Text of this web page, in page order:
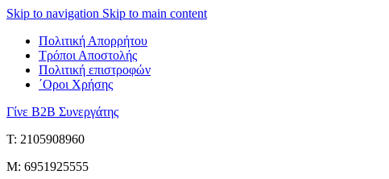
Skip to navigation Skip to main content
Πολιτική Απορρήτου
Τρόποι Αποστολής
Πολιτική επιστροφών
΄Οροι Χρήσης
Γίνε B2B Συνεργάτης
Τ: 2105908960
M: 6951925555